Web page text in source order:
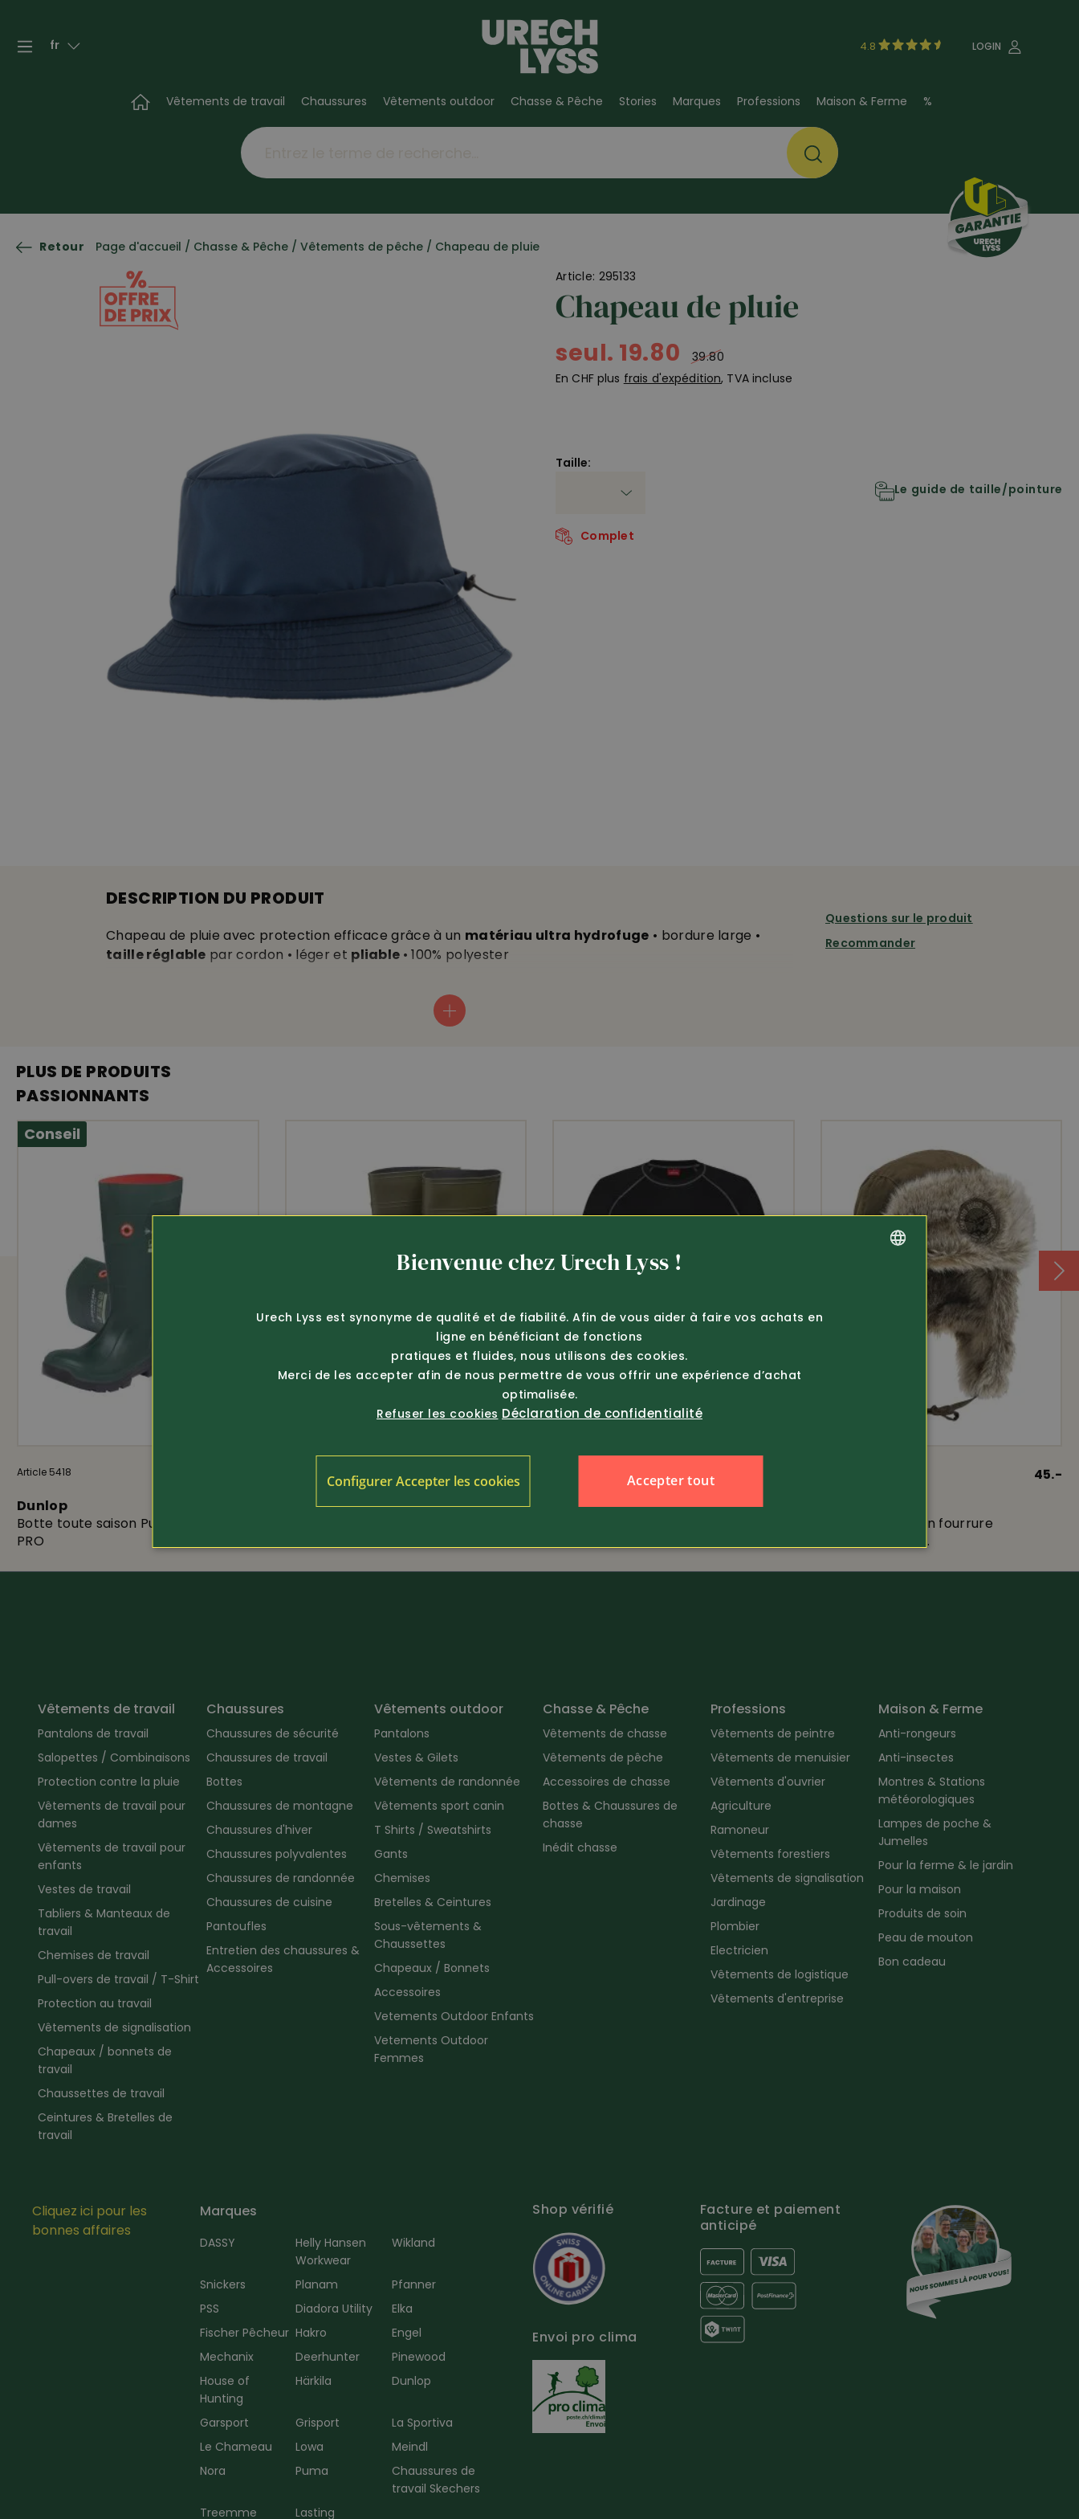
fr 4.8 LOGIN
Vêtements de travail Chaussures Vêtements outdoor Chasse & Pêche Stories Marques Professions Maison & Ferme %
Retour Page d'accueil / Chasse & Pêche / Vêtements de pêche / Chapeau de pluie
Article: 295133
Chapeau de pluie
seul. 19.80
39.80
En CHF plus frais d'expédition, TVA incluse
Taille:
Le guide de taille/pointure
Complet
DESCRIPTION DU PRODUIT
Chapeau de pluie avec protection efficace grâce à un matériau ultra hydrofuge • bordure large •
taille réglable par cordon • léger et pliable • 100% polyester
Questions sur le produit
Recommander
PLUS DE PRODUITS
PASSIONNANTS
Conseil
Article 5418
Dunlop
Botte toute saison Purofort Field
PRO
45.80
Nora
Engel
45.-
Bonnet d’hiver en fourrure
Murmansk (942...
Vêtements de travail
Pantalons de travail
Salopettes / Combinaisons
Protection contre la pluie
Vêtements de travail pour
dames
Vêtements de travail pour
enfants
Vestes de travail
Tabliers & Manteaux de
travail
Chemises de travail
Pull-overs de travail / T-Shirt
Protection au travail
Vêtements de signalisation
Chapeaux / bonnets de
travail
Chaussettes de travail
Ceintures & Bretelles de
travail
Chaussures
Chaussures de sécurité
Chaussures de travail
Bottes
Chaussures de montagne
Chaussures d'hiver
Chaussures polyvalentes
Chaussures de randonnée
Chaussures de cuisine
Pantoufles
Entretien des chaussures &
Accessoires
Vêtements outdoor
Pantalons
Vestes & Gilets
Vêtements de randonnée
Vêtements sport canin
T Shirts / Sweatshirts
Gants
Chemises
Bretelles & Ceintures
Sous-vêtements &
Chaussettes
Chapeaux / Bonnets
Accessoires
Vetements Outdoor Enfants
Vetements Outdoor
Femmes
Chasse & Pêche
Vêtements de chasse
Vêtements de pêche
Accessoires de chasse
Bottes & Chaussures de
chasse
Inédit chasse
Professions
Vêtements de peintre
Vêtements de menuisier
Vêtements d'ouvrier
Agriculture
Ramoneur
Vêtements forestiers
Vêtements de signalisation
Jardinage
Plombier
Electricien
Vêtements de logistique
Vêtements d'entreprise
Maison & Ferme
Anti-rongeurs
Anti-insectes
Montres & Stations
météorologiques
Lampes de poche &
Jumelles
Pour la ferme & le jardin
Pour la maison
Produits de soin
Peau de mouton
Bon cadeau
Cliquez ici pour les
bonnes affaires
Marques
DASSY
Helly Hansen
Workwear
Wikland
Snickers Planam
Pfanner
PSS
Diadora Utility
Elka
Fischer Pêcheur Hakro
Engel
Mechanix
Deerhunter
Pinewood
House of
Hunting
Härkila Dunlop
Garsport Grisport
La Sportiva
Le Chameau
Lowa
Meindl
Nora
Puma
Chaussures de
travail Skechers
Treemme
Lasting
Shop vérifié
Envoi pro clima
Facture et paiement
anticipé
Bienvenue chez Urech Lyss !
Urech Lyss est synonyme de qualité et de fiabilité. Afin de vous aider à faire vos achats en
ligne en bénéficiant de fonctions
pratiques et fluides, nous utilisons des cookies.
Merci de les accepter afin de nous permettre de vous offrir une expérience d’achat
optimalisée.
Refuser les cookies Déclaration de confidentialité
Accepter tout
Configurer Accepter les cookies